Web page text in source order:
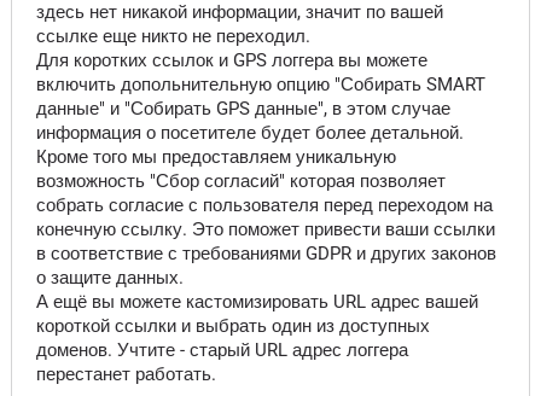
здесь нет никакой информации, значит по вашей
ссылке еще никто не переходил.
Для коротких ссылок и GPS логгера вы можете
включить допольнительную опцию "Собирать SMART
данные" и "Собирать GPS данные", в этом случае
информация о посетителе будет более детальной.
Кроме того мы предоставляем уникальную
возможность "Сбор согласий" которая позволяет
собрать согласие с пользователя перед переходом на
конечную ссылку. Это поможет привести ваши ссылки
в соответствие с требованиями GDPR и других законов
о защите данных.
А ещё вы можете кастомизировать URL адрес вашей
короткой ссылки и выбрать один из доступных
доменов. Учтите - старый URL адрес логгера
перестанет работать.